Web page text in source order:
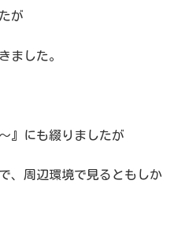
が
ました。
』にも綴りましたが
、周辺環境で見るともしか